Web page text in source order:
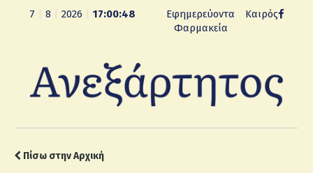
7 8 2026 17:00:49
Εφημερεύοντα
Φαρμακεία
Καιρός
Πίσω στην Αρχική